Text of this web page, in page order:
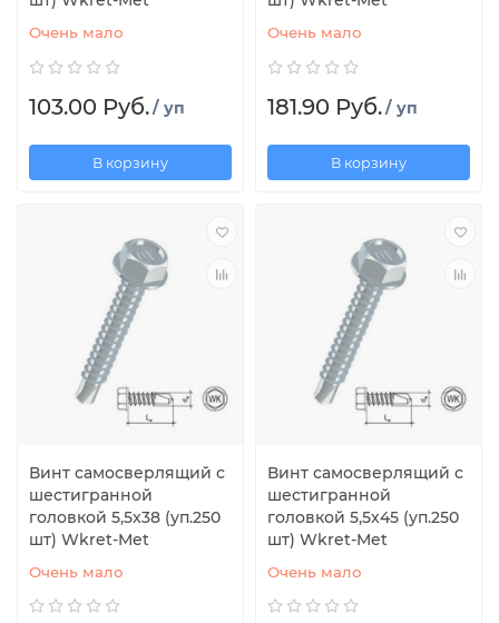
Очень мало
103.00 Руб./ уп
В корзину
Очень мало
181.90 Руб./ уп
В корзину
Винт самосверлящий с
шестигранной
головкой 5,5x38 (уп.250
шт) Wkret-Met
Очень мало
Винт самосверлящий с
шестигранной
головкой 5,5x45 (уп.250
шт) Wkret-Met
Очень мало